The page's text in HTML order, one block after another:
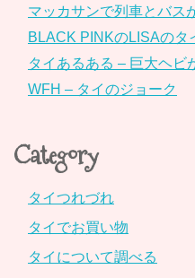
マッカサンで列車とバス
BLACK PINKのLISAのタ
タイあるある – 巨大ヘビ
WFH – タイのジョーク
Category
タイつれづれ
タイでお買い物
タイについて調べる